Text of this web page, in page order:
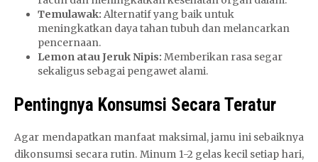
Temulawak: Alternatif yang baik untuk
meningkatkan daya tahan tubuh dan melancarkan
pencernaan.
Lemon atau Jeruk Nipis: Memberikan rasa segar
sekaligus sebagai pengawet alami.
Pentingnya Konsumsi Secara Teratur
Agar mendapatkan manfaat maksimal, jamu ini sebaiknya
dikonsumsi secara rutin. Minum 1-2 gelas kecil setiap hari,